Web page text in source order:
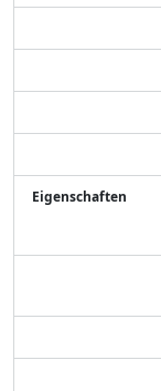
Eigenschaften